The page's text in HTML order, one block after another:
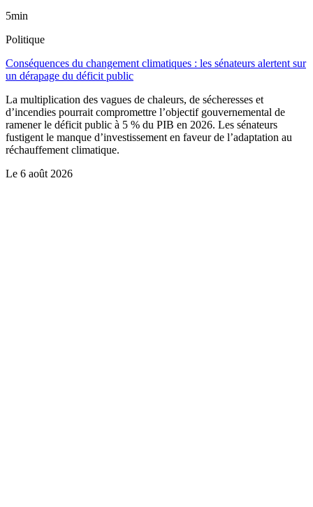
5min
Politique
Conséquences du changement climatiques : les sénateurs alertent sur
un dérapage du déficit public
La multiplication des vagues de chaleurs, de sécheresses et
d’incendies pourrait compromettre l’objectif gouvernemental de
ramener le déficit public à 5 % du PIB en 2026. Les sénateurs
fustigent le manque d’investissement en faveur de l’adaptation au
réchauffement climatique.
Le 6 août 2026